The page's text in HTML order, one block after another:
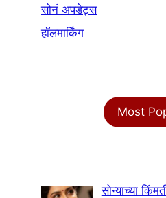
सोनं अपडेट्स
हॉलमार्किंग
Most
सोन्याच्या